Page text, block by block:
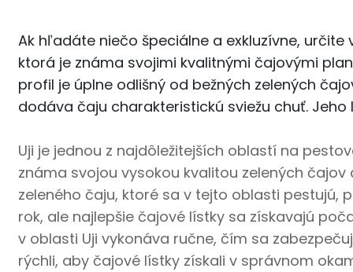
Ak hľadáte niečo špeciálne a exkluzívne,
ktorá je známa svojimi kvalitnými čajovými
profil je úplne odlišný od bežných zelených
dodáva čaju charakteristickú sviežu chuť.
Uji je jednou z najdôležitejších oblastí na
známa svojou vysokou kvalitou zelených
zeleného čaju, ktoré sa v tejto oblasti pestujú,
rok, ale najlepšie čajové lístky sa získavajú
v oblasti Uji vykonáva ručne, čím sa
rýchli, aby čajové lístky získali v správnom